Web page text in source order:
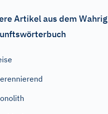
Artikel aus dem Wahrig